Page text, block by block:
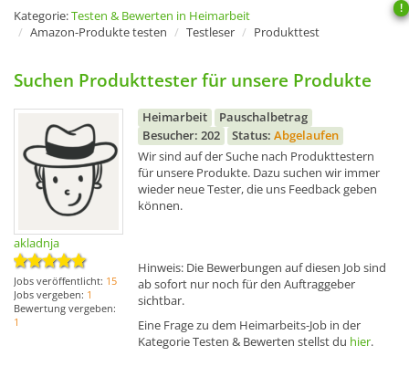
!
Kategorie:Testen & Bewerten in Heimarbeit
Amazon-Produkte testen
Testleser Produkttest
Suchen Produkttester für unsere Produkte
akladnja
Jobs veröffentlicht: 15
Jobs vergeben: 1
Bewertung vergeben:
1
Heimarbeit
Pauschalbetrag
Besucher: 202
Status: Abgelaufen
Wir sind auf der Suche nach Produkttestern
für unsere Produkte. Dazu suchen wir immer
wieder neue Tester, die uns Feedback geben
können.
Hinweis: Die Bewerbungen auf diesen Job sind
ab sofort nur noch für den Auftraggeber
sichtbar.
Eine Frage zu dem Heimarbeits-Job in der
Kategorie Testen & Bewerten stellst du hier.